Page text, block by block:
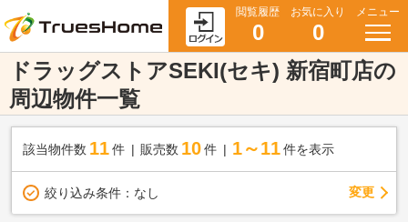
閲覧履歴
0
お気に入り
0
メニュー
ドラッグストアSEKI(セキ) 新宿町店の
周辺物件一覧
該当物件数 11件 販売数 10 件 1～11 件を表示
絞り込み条件： なし 変更